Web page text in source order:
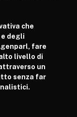
che
degli
fare
livello di
un
senza far